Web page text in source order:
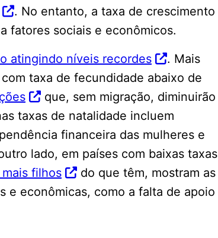
. No entanto, a taxa de crescimento
fatores sociais e econômicos.
atingindo níveis recordes
. Mais
taxa de fecundidade abaixo de
que, sem migração, diminuirão
taxas de natalidade incluem
financeira das mulheres e
lado, em países com baixas taxas
filhos
do que têm, mostram as
e econômicas, como a falta de apoio